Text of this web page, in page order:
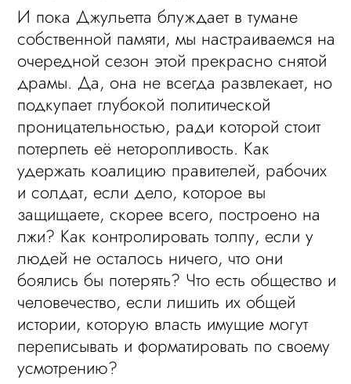
И пока Джульетта блуждает в тумане
собственной памяти, мы настраиваемся на
очередной сезон этой прекрасно снятой
драмы. Да, она не всегда развлекает, но
подкупает глубокой политической
проницательностью, ради которой стоит
потерпеть её неторопливость. Как
удержать коалицию правителей, рабочих
и солдат, если дело, которое вы
защищаете, скорее всего, построено на
лжи? Как контролировать толпу, если у
людей не осталось ничего, что они
боялись бы потерять? Что есть общество и
человечество, если лишить их общей
истории, которую власть имущие могут
переписывать и форматировать по своему
усмотрению?